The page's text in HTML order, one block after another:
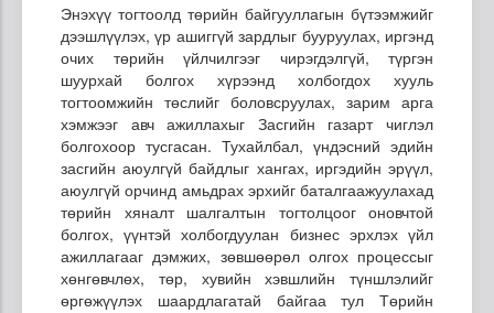
Энэхүү тогтоолд төрийн байгууллагын бүтээмжийг
дээшлүүлэх, үр ашиггүй зардлыг бууруулах, иргэнд
очих төрийн үйлчилгээг чирэгдэлгүй, түргэн
шуурхай болгох хүрээнд холбогдох хууль
тогтоомжийн төслийг боловсруулах, зарим арга
хэмжээг авч ажиллахыг Засгийн газарт чиглэл
болгохоор тусгасан. Тухайлбал, үндэсний эдийн
засгийн аюулгүй байдлыг хангах, иргэдийн эрүүл,
аюулгүй орчинд амьдрах эрхийг баталгаажуулахад
төрийн хяналт шалгалтын тогтолцоог оновчтой
болгох, үүнтэй холбогдуулан бизнес эрхлэх үйл
ажиллагааг дэмжих, зөвшөөрөл олгох процессыг
хөнгөвчлөх, төр, хувийн хэвшлийн түншлэлийг
өргөжүүлэх шаардлагатай байгаа тул Төрийн